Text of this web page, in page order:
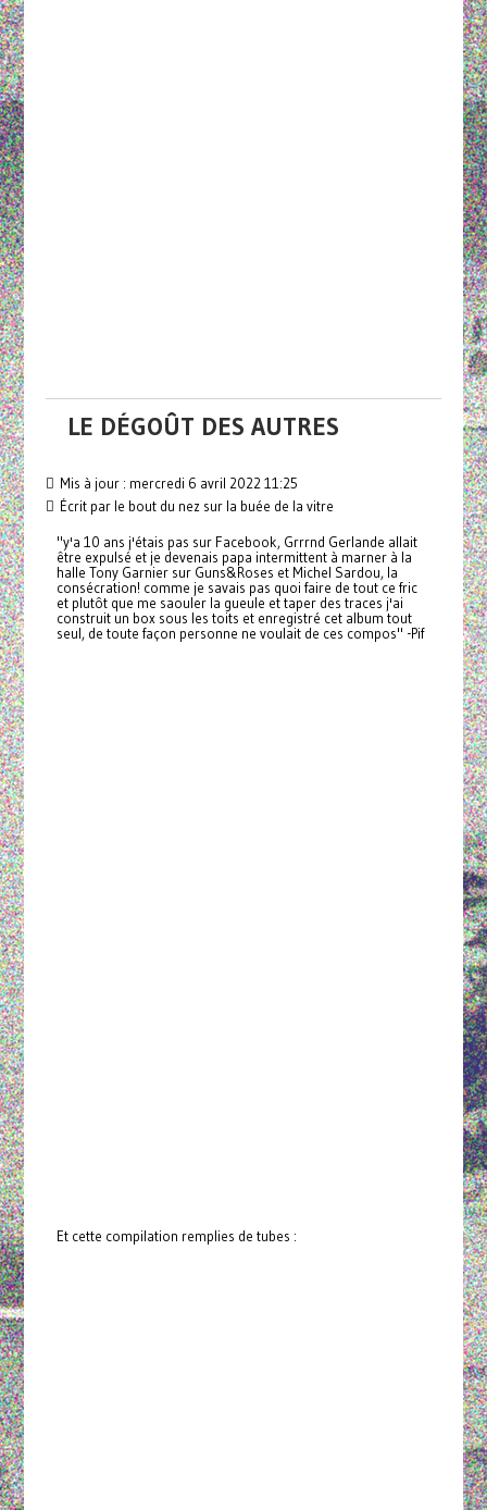
LE DÉGOÛT DES AUTRES
Mis à jour : mercredi 6 avril 2022 11:25
Écrit par le bout du nez sur la buée de la vitre
"y'a 10 ans j'étais pas sur Facebook, Grrrnd Gerlande allait
être expulsé et je devenais papa intermittent à marner à la
halle Tony Garnier sur Guns&Roses et Michel Sardou, la
consécration! comme je savais pas quoi faire de tout ce fric
et plutôt que me saouler la gueule et taper des traces j'ai
construit un box sous les toits et enregistré cet album tout
seul, de toute façon personne ne voulait de ces compos" -Pif
Et cette compilation remplies de tubes :